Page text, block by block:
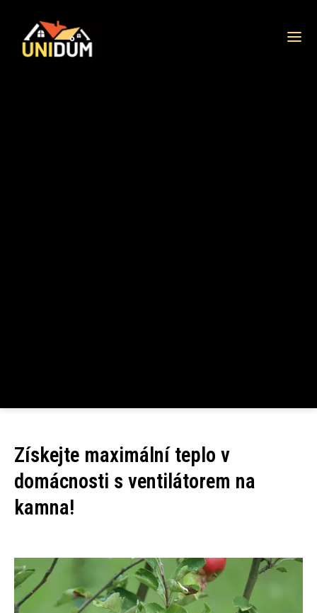
Získejte maximální teplo v
domácnosti s ventilátorem na
kamna!